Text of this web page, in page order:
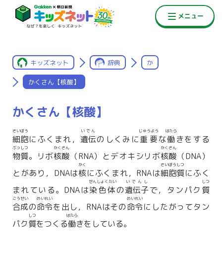
キッズネット 辞典 か
かくさん【核酸】
かくさん【核酸】
細胞
さいぼう
にふくまれ， 遺伝
いでん
のしくみに重要
じゅうよう
な働
はたら
きをする
物質
ぶっしつ
。リボ核酸
かくさん
（RNA）とデオキシリボ核酸
かくさん
（DNA）
とがあり，DNAは核
かく
にふくまれ，RNAは細胞質
さいぼうしつ
にふく
まれている。DNAは染色体
せんしょくたい
の遺伝子
いでんし
で，タンパク 質
しつ
合成
ごうせい
の命令
めいれい
を出し，RNAはその命令
めいれい
にしたがってタン
パク質
しつ
をつくる働
はたら
きをしている。